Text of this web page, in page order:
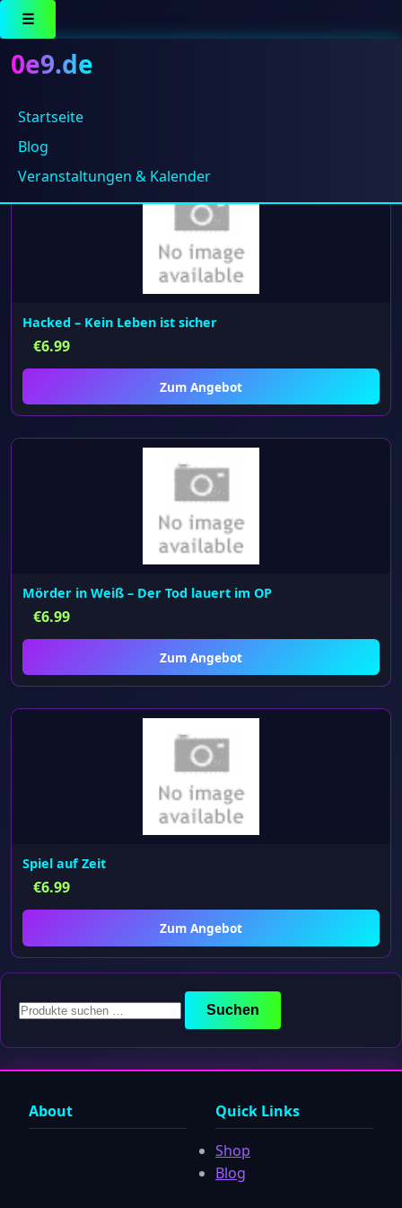
☰
0e9.de
Startseite
Blog
Veranstaltungen & Kalender
Hacked – Kein Leben ist sicher
€6.99
Zum Angebot
Mörder in Weiß – Der Tod lauert im OP
€6.99
Zum Angebot
Spiel auf Zeit
€6.99
Zum Angebot
Suchen
nach:
Suchen
About Quick Links
Shop
Blog